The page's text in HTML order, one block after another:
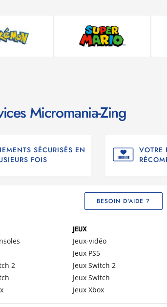
Micromania-Zing
SÉCURISÉS EN
FOIS
VOTRE
BESOIN D'AIDE ?
2
JEUX
Jeux-vidéo
Jeux PS5
Jeux Switch 2
Jeux Switch
Jeux Xbox